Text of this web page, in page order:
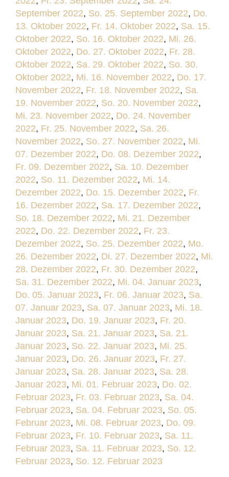
September 2022, So. 25. September 2022, Do.
13. Oktober 2022, Fr. 14. Oktober 2022, Sa. 15.
Oktober 2022, So. 16. Oktober 2022, Mi. 26.
Oktober 2022, Do. 27. Oktober 2022, Fr. 28.
Oktober 2022, Sa. 29. Oktober 2022, So. 30.
Oktober 2022, Mi. 16. November 2022, Do. 17.
November 2022, Fr. 18. November 2022, Sa.
19. November 2022, So. 20. November 2022,
Mi. 23. November 2022, Do. 24. November
2022, Fr. 25. November 2022, Sa. 26.
November 2022, So. 27. November 2022, Mi.
07. Dezember 2022, Do. 08. Dezember 2022,
Fr. 09. Dezember 2022, Sa. 10. Dezember
2022, So. 11. Dezember 2022, Mi. 14.
Dezember 2022, Do. 15. Dezember 2022, Fr.
16. Dezember 2022, Sa. 17. Dezember 2022,
So. 18. Dezember 2022, Mi. 21. Dezember
2022, Do. 22. Dezember 2022, Fr. 23.
Dezember 2022, So. 25. Dezember 2022, Mo.
26. Dezember 2022, Di. 27. Dezember 2022, Mi.
28. Dezember 2022, Fr. 30. Dezember 2022,
Sa. 31. Dezember 2022, Mi. 04. Januar 2023,
Do. 05. Januar 2023, Fr. 06. Januar 2023, Sa.
07. Januar 2023, Sa. 07. Januar 2023, Mi. 18.
Januar 2023, Do. 19. Januar 2023, Fr. 20.
Januar 2023, Sa. 21. Januar 2023, Sa. 21.
Januar 2023, So. 22. Januar 2023, Mi. 25.
Januar 2023, Do. 26. Januar 2023, Fr. 27.
Januar 2023, Sa. 28. Januar 2023, Sa. 28.
Januar 2023, Mi. 01. Februar 2023, Do. 02.
Februar 2023, Fr. 03. Februar 2023, Sa. 04.
Februar 2023, Sa. 04. Februar 2023, So. 05.
Februar 2023, Mi. 08. Februar 2023, Do. 09.
Februar 2023, Fr. 10. Februar 2023, Sa. 11.
Februar 2023, Sa. 11. Februar 2023, So. 12.
Februar 2023, So. 12. Februar 2023